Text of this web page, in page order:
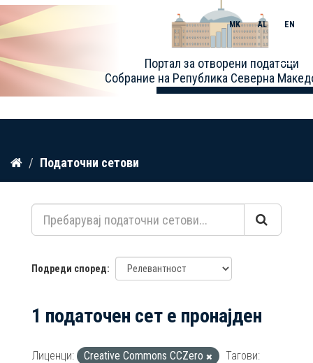
Прескокнете
содржина
Портал за отворени податоци
Собрание на Република Северна
MK AL EN
Toggle
Податочни сетови
Подреди според
1 податочен сет е пронајден
Лиценци: Creative Commons CCZero
Тагови: